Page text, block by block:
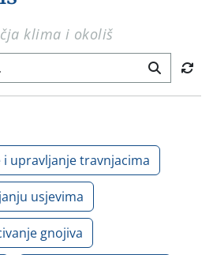
klima i okoliš
upravljanje travnjacima
usjevima
gnojiva